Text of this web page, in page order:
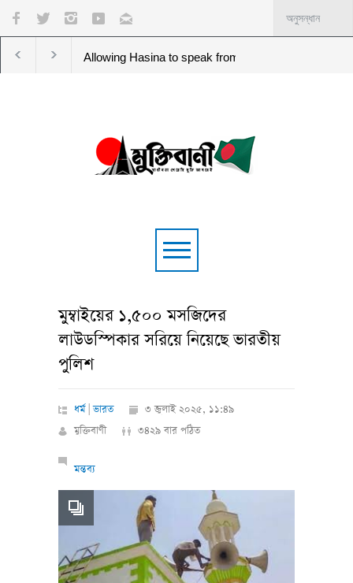
Allowing Hasina to speak from India contradicts ‘friendly
মুম্বাইয়ের ১,৫০০ মসজিদের
লাউডস্পিকার সরিয়ে নিয়েছে ভারতীয়
পুলিশ
ধর্ম|ভারত
৩ জুলাই ২০২৫, ১১:৪৯
মুক্তিবাণী
৩৪২৯ বার পঠিত
মন্তব্য